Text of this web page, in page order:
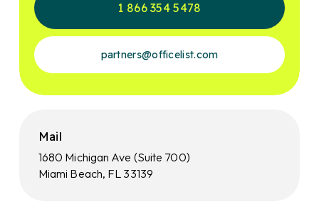
1 866 354 5478
partners@officelist.com
Mail
1680 Michigan Ave (Suite 700)
Miami Beach, FL 33139